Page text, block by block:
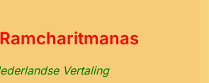
Vertaling